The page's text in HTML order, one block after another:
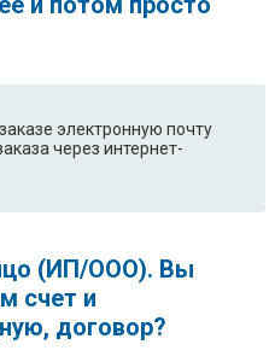
электронную почту
через интернет-
(ИП/ООО). Вы
счет и
договор?